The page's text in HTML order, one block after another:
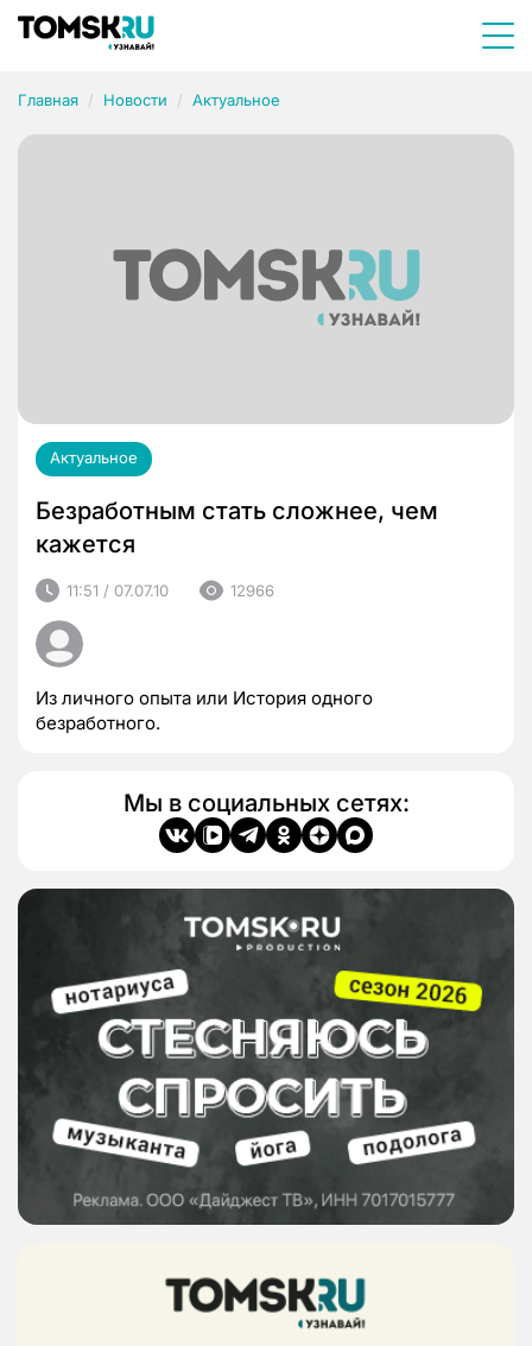
Главная Новости Актуальное
Актуальное
Безработным стать сложнее, чем
кажется
11:51 / 07.07.10 12966
Из личного опыта или История одного
безработного.
Мы в социальных сетях: